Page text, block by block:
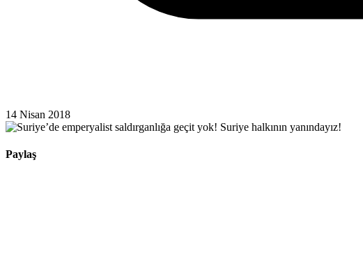
14 Nisan 2018
Paylaş